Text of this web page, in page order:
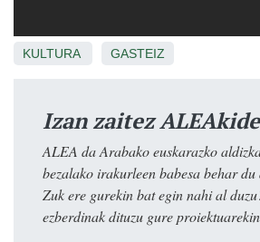
KULTURA GASTEIZ
Izan zaitez
ALEA da Arabako euskarazko
bezalako irakurleen babesa behar
Zuk ere gurekin bat egin nahi al
ezberdinak dituzu gure